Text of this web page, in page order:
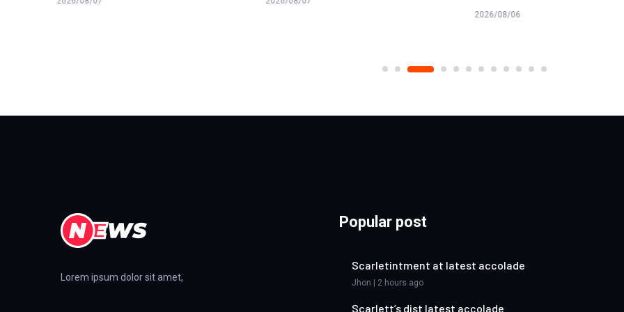
2026/08/06
Lorem ipsum dolor sit amet,
Popular post
Scarletintment at latest accolade
Jhon | 2 hours ago
Scarlett’s dist latest accolade